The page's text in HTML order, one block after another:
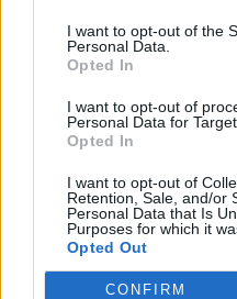
I want to opt-out of the
Personal Data.
Opted In
I want to opt-out of
Personal Data for
Opted In
I want to opt-out of
Retention, Sale, and/or
Personal Data that Is
Purposes for which it
Opted Out
CONFIRM
Arhiva sondajelor